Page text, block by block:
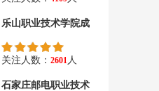
乐山职业技术学院成
关注人数： 2601人
石家庄邮电职业技术